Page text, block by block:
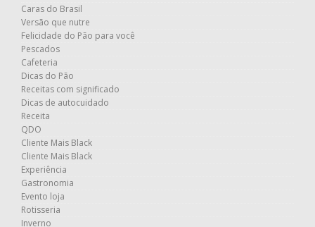
Caras do Brasil
Versão que nutre
Felicidade do Pão para você
Pescados
Cafeteria
Dicas do Pão
Receitas com significado
Dicas de autocuidado
Receita
QDO
Cliente Mais Black
Cliente Mais Black
Experiência
Gastronomia
Evento loja
Rotisseria
Inverno